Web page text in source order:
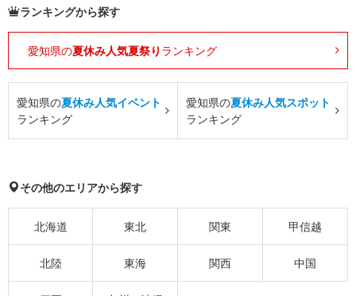
ランキングから探す
愛知県の夏休み人気夏祭り ランキング
愛知県の夏休み人気イベント
ランキング
愛知県の夏休み人気スポット
ランキング
その他のエリアから探す
北海道 東北 関東 甲信越
北陸 東海 関西 中国